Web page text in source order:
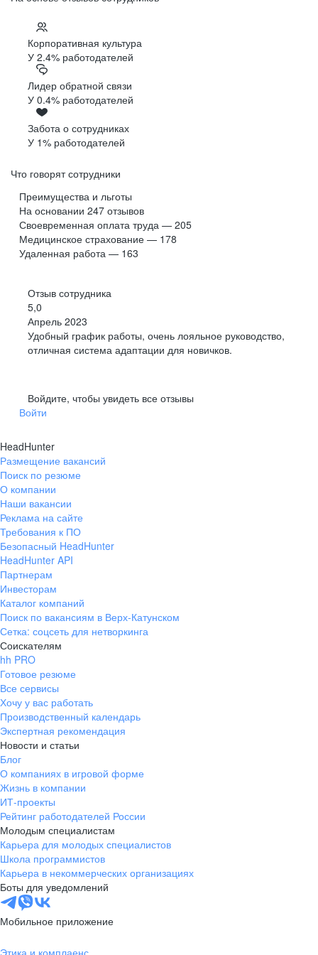
Корпоративная культура
У 2.4% работодателей
Лидер обратной связи
У 0.4% работодателей
Забота о сотрудниках
У 1% работодателей
Что говорят сотрудники
Преимущества и льготы
На основании 247 отзывов
Своевременная оплата труда — 205
Медицинское страхование — 178
Удаленная работа — 163
Отзыв сотрудника
5,0
Апрель 2023
Удобный график работы, очень лояльное руководство,
отличная система адаптации для новичков.
Войдите, чтобы увидеть все отзывы
Войти
HeadHunter
Размещение вакансий
Поиск по резюме
О компании
Наши вакансии
Реклама на сайте
Требования к ПО
Безопасный HeadHunter
HeadHunter API
Партнерам
Инвесторам
Каталог компаний
Поиск по вакансиям в Верх-Катунском
Сетка: соцсеть для нетворкинга
Соискателям
hh PRO
Готовое резюме
Все сервисы
Хочу у вас работать
Производственный календарь
Экспертная рекомендация
Новости и статьи
Блог
О компаниях в игровой форме
Жизнь в компании
ИТ-проекты
Рейтинг работодателей России
Молодым специалистам
Карьера для молодых специалистов
Школа программистов
Карьера в некоммерческих организациях
Боты для уведомлений
Мобильное приложение